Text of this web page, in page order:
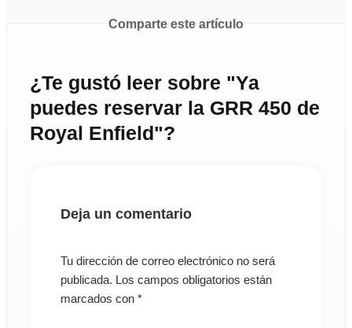
Comparte este artículo
¿Te gustó leer sobre "Ya
puedes reservar la GRR 450 de
Royal Enfield"?
Deja un comentario
Tu dirección de correo electrónico no será
publicada. Los campos obligatorios están
marcados con *